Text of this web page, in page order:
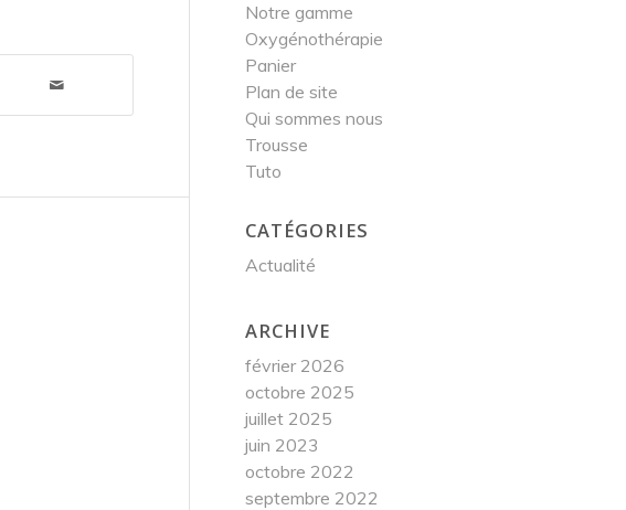
Notre gamme
Oxygénothérapie
Panier
Plan de site
Qui sommes nous
Trousse
Tuto
CATÉGORIES
Actualité
ARCHIVE
février 2026
octobre 2025
juillet 2025
juin 2023
octobre 2022
septembre 2022